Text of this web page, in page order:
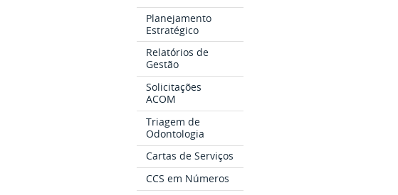
Planejamento
Estratégico
Relatórios de
Gestão
Solicitações
ACOM
Triagem de
Odontologia
Cartas de Serviços
CCS em Números